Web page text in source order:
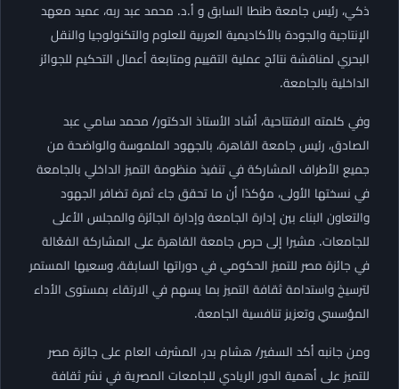
ذكي، رئيس جامعة طنطا السابق و أ.د. محمد عبد ربه، عميد معهد
الإنتاجية والجودة بالأكاديمية العربية للعلوم والتكنولوجيا والنقل
البحري لمناقشة نتائج عملية التقييم ومتابعة أعمال التحكيم للجوائز
الداخلية بالجامعة.
وفي كلمته الافتتاحية، أشاد الأستاذ الدكتور/ محمد سامي عبد
الصادق، رئيس جامعة القاهرة، بالجهود الملموسة والواضحة من
جميع الأطراف المشاركة في تنفيذ منظومة التميز الداخلي بالجامعة
في نسختها الأولى، مؤكدًا أن ما تحقق جاء ثمرة تضافر الجهود
والتعاون البناء بين إدارة الجامعة وإدارة الجائزة والمجلس الأعلى
للجامعات. مشيرا إلى حرص جامعة القاهرة على المشاركة الفعّالة
في جائزة مصر للتميز الحكومي في دوراتها السابقة، وسعيها المستمر
لترسيخ واستدامة ثقافة التميز بما يسهم في الارتقاء بمستوى الأداء
المؤسسي وتعزيز تنافسية الجامعة.
ومن جانبه أكد السفير/ هشام بدر، المشرف العام على جائزة مصر
للتميز على أهمية الدور الريادي للجامعات المصرية في نشر ثقافة